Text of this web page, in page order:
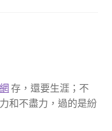
存，還要生涯；不
和不盡力，過的是紛